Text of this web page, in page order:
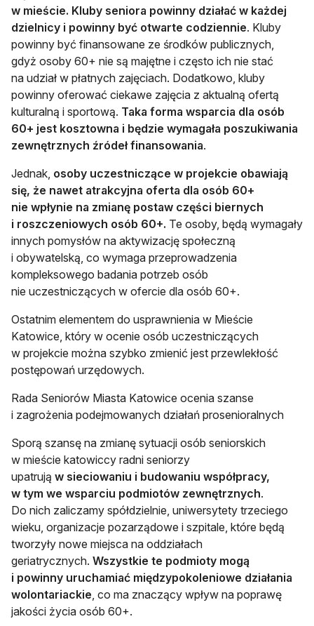
w mieście. Kluby seniora powinny działać w każdej
dzielnicy i powinny być otwarte codziennie. Kluby
powinny być finansowane ze środków publicznych,
gdyż osoby 60+ nie są majętne i często ich nie stać
na udział w płatnych zajęciach. Dodatkowo, kluby
powinny oferować ciekawe zajęcia z aktualną ofertą
kulturalną i sportową. Taka forma wsparcia dla osób
60+ jest kosztowna i będzie wymagała poszukiwania
zewnętrznych źródeł finansowania.
Jednak, osoby uczestniczące w projekcie obawiają
się, że nawet atrakcyjna oferta dla osób 60+
nie wpłynie na zmianę postaw części biernych
i roszczeniowych osób 60+. Te osoby, będą wymagały
innych pomysłów na aktywizację społeczną
i obywatelską, co wymaga przeprowadzenia
kompleksowego badania potrzeb osób
nie uczestniczących w ofercie dla osób 60+.
Ostatnim elementem do usprawnienia w Mieście
Katowice, który w ocenie osób uczestniczących
w projekcie można szybko zmienić jest przewlekłość
postępowań urzędowych.
Rada Seniorów Miasta Katowice ocenia szanse
i zagrożenia podejmowanych działań prosenioralnych
Sporą szansę na zmianę sytuacji osób seniorskich
w mieście katowiccy radni seniorzy
upatrują w sieciowaniu i budowaniu współpracy,
w tym we wsparciu podmiotów zewnętrznych.
Do nich zaliczamy spółdzielnie, uniwersytety trzeciego
wieku, organizacje pozarządowe i szpitale, które będą
tworzyły nowe miejsca na oddziałach
geriatrycznych. Wszystkie te podmioty mogą
i powinny uruchamiać międzypokoleniowe działania
wolontariackie, co ma znaczący wpływ na poprawę
jakości życia osób 60+.